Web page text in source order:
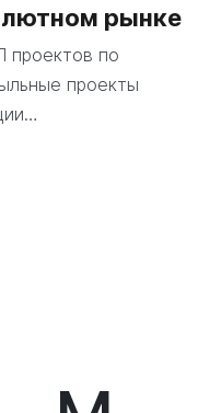
рынке
проектов по
проекты